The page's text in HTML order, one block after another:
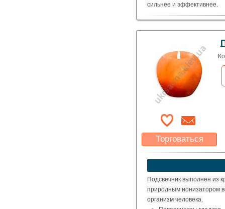
сильнее и эффективнее.
голубая
зеленая
оранжевая
Размер:
500 х 500
Торговаться
Какая цена Вас
устроит?
Подсвечник выполнен из
природным ионизатором
организм человека.